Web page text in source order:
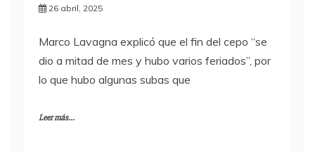
26 abril, 2025
Marco Lavagna explicó que el fin del cepo “se
dio a mitad de mes y hubo varios feriados”, por
lo que hubo algunas subas que
Leer más...